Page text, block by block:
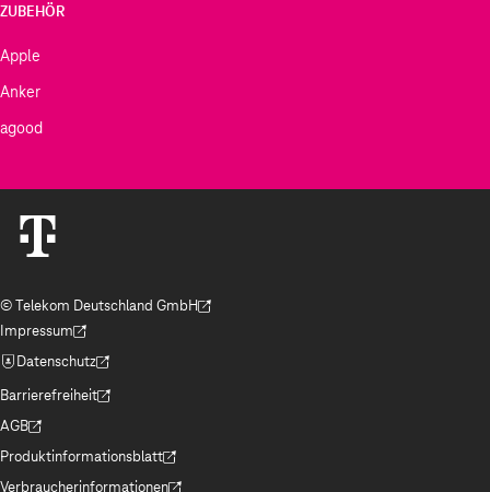
ZUBEHÖR
Apple
Anker
agood
© Telekom Deutschland GmbH
(Der Link wird in einem neuen Tab geöffnet)
Impressum
(Der Link wird in einem neuen Tab geöffnet)
Datenschutz
(Der Link wird in einem neuen Tab geöffnet)
Barrierefreiheit
(Der Link wird in einem neuen Tab geöffnet)
AGB
(Der Link wird in einem neuen Tab geöffnet)
Produktinformationsblatt
(Der Link wird in einem neuen Tab geöffnet)
Verbraucherinformationen